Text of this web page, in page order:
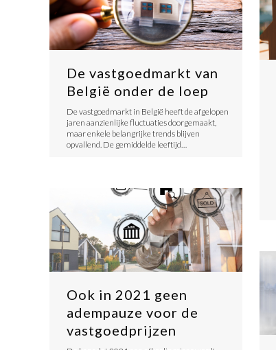
De vastgoedmarkt van
België onder de loep
De vastgoedmarkt in België heeft de afgelopen
jaren aanzienlijke fluctuaties doorgemaakt,
maar enkele belangrijke trends blijven
opvallend. De gemiddelde leeftijd…
Ook in 2021 geen
adempauze voor de
vastgoedprijzen